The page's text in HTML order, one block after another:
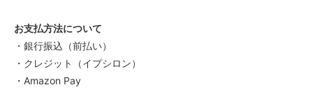
お支払方法について
・銀行振込（前払い）
・クレジット（イプシロン）
・Amazon Pay